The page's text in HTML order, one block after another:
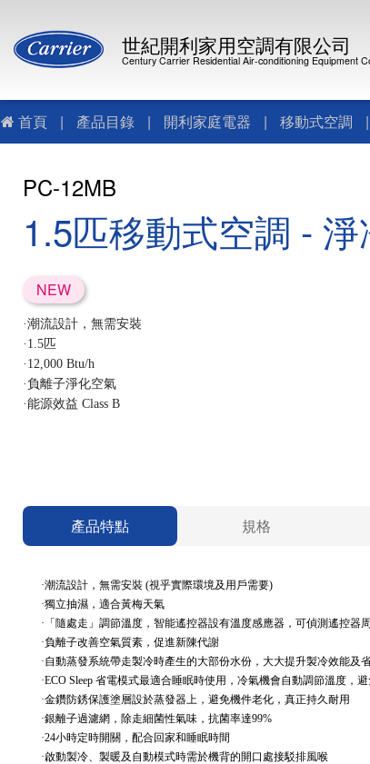
世紀開利家用空調有限公司
Century Carrier Residential Air-conditioning Equipment
首頁 | 產品目錄 | 開利家庭電器 | 移動式空調 |
PC-12MB
1.5匹移動式空調 - 淨
NEW
·潮流設計，無需安裝
·1.5匹
·12,000 Btu/h
·負離子淨化空氣
·能源效益 Class B
產品特點 規格
·潮流設計，無需安裝 (視乎實際環境及用戶需要)
·獨立抽濕，適合黃梅天氣
· 「隨處走」調節溫度，智能遙控器設有溫度感應器，可偵測遙控
·負離子改善空氣質素，促進新陳代謝
·自動蒸發系統帶走製冷時產生的大部份水份，大大提升製冷效能及
·ECO Sleep 省電模式最適合睡眠時使用，冷氣機會自動調節溫度，
·金鑽防銹保護塗層設於蒸發器上，避免機件老化，真正持久耐用
·銀離子過濾網，除走細菌性氣味，抗菌率達99%
·24小時定時開關，配合回家和睡眠時間
·啟動製冷、製暖及自動模式時需於機背的開口處接駁排風喉